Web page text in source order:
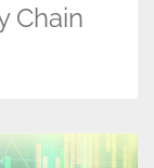
Chain